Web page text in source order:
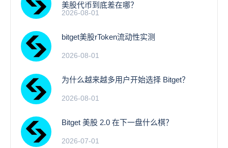
美股代币到底差在哪？
2026-08-01
bitget美股rToken流动性实测
2026-08-01
为什么越来越多用户开始选择 Bitget？
2026-08-01
Bitget 美股 2.0 在下一盘什么棋？
2026-07-01